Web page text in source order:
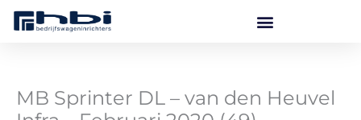
MB Sprinter DL – van den Heuvel